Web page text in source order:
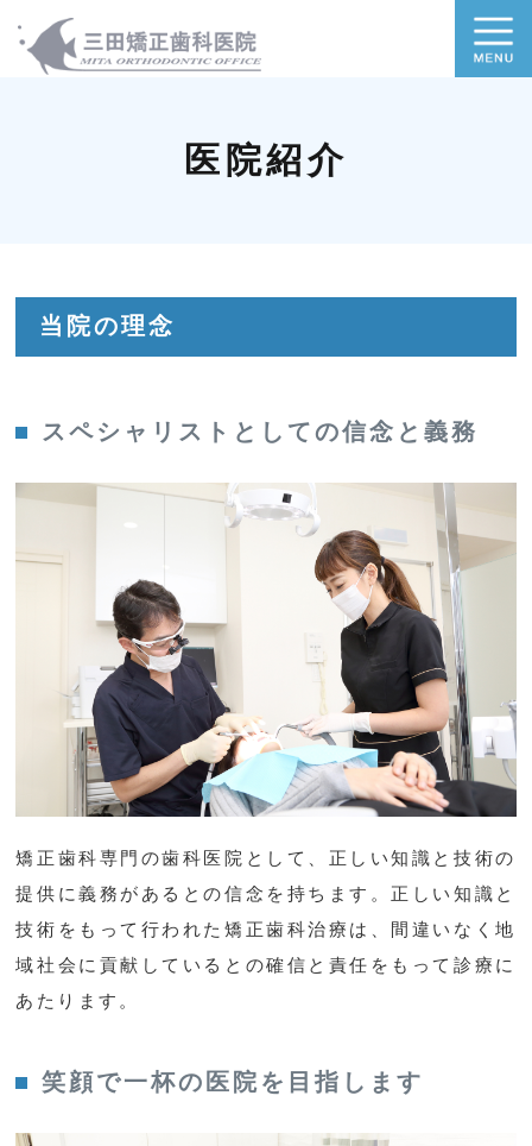
医院紹介
当院の理念
スペシャリストとしての信念と義務
矯正歯科専門の歯科医院として、正しい知識と技術の
提供に義務があるとの信念を持ちます。正しい知識と
技術をもって行われた矯正歯科治療は、間違いなく地
域社会に貢献しているとの確信と責任をもって診療に
あたります。
笑顔で一杯の医院を目指します